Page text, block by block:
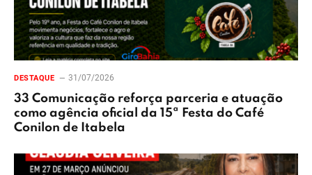
DESTAQUE 31/07/2026
33 Comunicação reforça parceria e atuação
como agência oficial da 15ª Festa do Café
Conilon de Itabela